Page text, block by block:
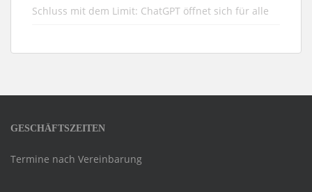
Schluss mit dem Limit: ChatGPT öffnet sich für alle
GESCHÄFTSZEITEN
Termine nach Vereinbarung